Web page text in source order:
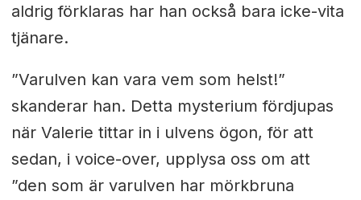
aldrig förklaras har han också bara icke-vita
tjänare.
”Varulven kan vara vem som helst!”
skanderar han. Detta mysterium fördjupas
när Valerie tittar in i ulvens ögon, för att
sedan, i voice-over, upplysa oss om att
”den som är varulven har mörkbruna